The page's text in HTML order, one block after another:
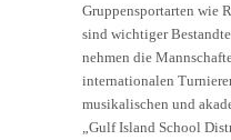
Gruppensportarten wie
sind wichtiger
nehmen die
internationalen
musikalischen und
„Gulf Island School